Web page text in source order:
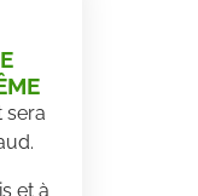
sera
et à